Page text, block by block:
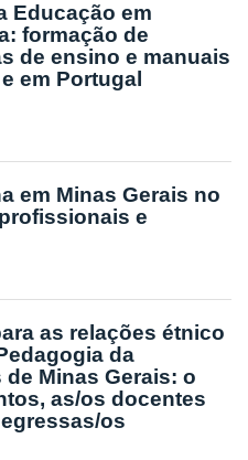
Educação em
formação de
de ensino e manuais
em Portugal
em Minas Gerais no
e
as relações étnico
da
Minas Gerais: o
as/os docentes
os